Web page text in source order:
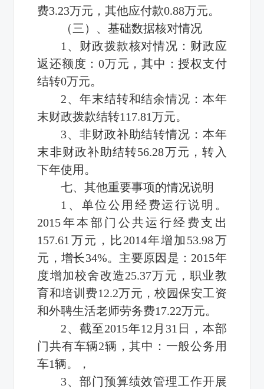
费3.23万元，其他应付款0.88万元。
（三）、基础数据核对情况
1、财政拨款核对情况：财政应
返还额度：0万元，其中：授权支付
结转0万元。
2、年末结转和结余情况：本年
末财政拨款结转117.81万元。
3、非财政补助结转情况：本年
末非财政补助结转56.28万元，转入
下年使用。
七、其他重要事项的情况说明
1、单位公用经费运行说明。
2015年本部门公共运行经费支出
157.61万元，比2014年增加53.98万
元，增长34%。主要原因是：2015年
度增加校舍改造25.37万元，职业教
育和培训费12.2万元，校园保安工资
和外聘生活老师劳务费17.22万元。
2、截至2015年12月31日，本部
门共有车辆2辆，其中：一般公务用
车1辆。，
3、部门预算绩效管理工作开展